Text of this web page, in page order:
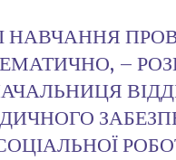
НАВЧАННЯ
–